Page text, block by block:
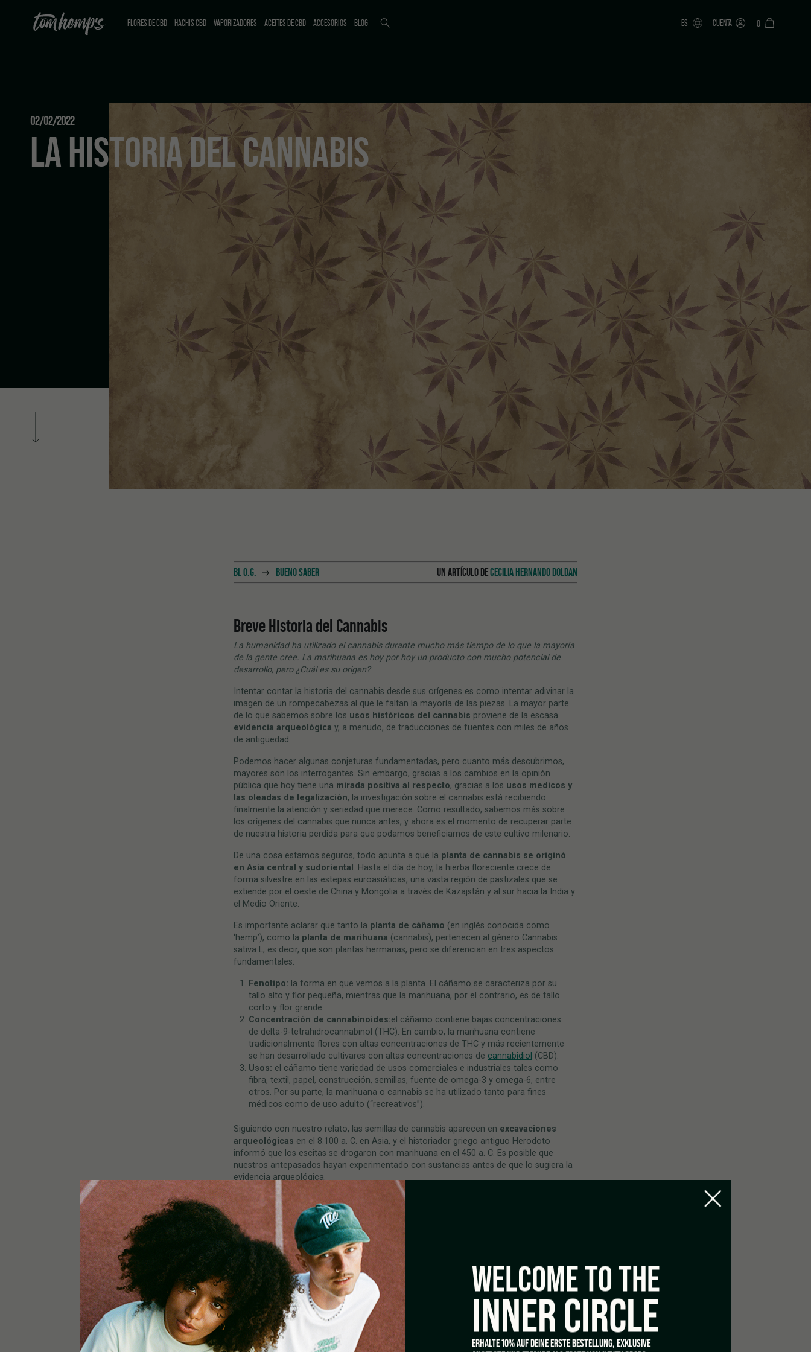
FLORES DE CBD
HACHIS CBD VAPORIZADORES ACEITES DE CBD ACCESORIOS BLOG ES CUENTA 0
02/02/2022
LA HISTORIA DEL CANNABIS
BL O.G. BUENO SABER UN ARTÍCULO DECECILIA HERNANDO DOLDAN
Breve Historia del Cannabis
La humanidad ha utilizado el cannabis durante mucho más tiempo de lo que la mayoría
de la gente cree. La marihuana es hoy por hoy un producto con mucho potencial de
desarrollo, pero ¿Cuál es su origen?
Intentar contar la historia del cannabis desde sus orígenes es como intentar adivinar la
imagen de un rompecabezas al que le faltan la mayoría de las piezas. La mayor parte
de lo que sabemos sobre los usos históricos del cannabis proviene de la escasa
evidencia arqueológica y, a menudo, de traducciones de fuentes con miles de años
de antigüedad.
Podemos hacer algunas conjeturas fundamentadas, pero cuanto más descubrimos,
mayores son los interrogantes. Sin embargo, gracias a los cambios en la opinión
pública que hoy tiene una mirada positiva al respecto, gracias a los usos medicos y
las oleadas de legalización, la investigación sobre el cannabis está recibiendo
finalmente la atención y seriedad que merece. Como resultado, sabemos más sobre
los orígenes del cannabis que nunca antes, y ahora es el momento de recuperar parte
de nuestra historia perdida para que podamos beneficiarnos de este cultivo milenario.
De una cosa estamos seguros, todo apunta a que la planta de cannabis se originó
en Asia central y sudoriental . Hasta el día de hoy, la hierba floreciente crece de
forma silvestre en las estepas euroasiáticas, una vasta región de pastizales que se
extiende por el oeste de China y Mongolia a través de Kazajstán y al sur hacia la India y
el Medio Oriente.
Es importante aclarar que tanto la planta de cáñamo (en inglés conocida como
‘hemp’), como la planta de marihuana (cannabis), pertenecen al género Cannabis
sativa L; es decir, que son plantas hermanas, pero se diferencian en tres aspectos
fundamentales:
Fenotipo: la forma en que vemos a la planta. El cáñamo se caracteriza por su
tallo alto y flor pequeña, mientras que la marihuana, por el contrario, es de tallo
corto y flor grande.
Concentración de cannabinoides:el cáñamo contiene bajas concentraciones
de delta-9-tetrahidrocannabinol (THC). En cambio, la marihuana contiene
tradicionalmente flores con altas concentraciones de THC y más recientemente
se han desarrollado cultivares con altas concentraciones de cannabidiol (CBD).
Usos: el cáñamo tiene variedad de usos comerciales e industriales tales como
fibra, textil, papel, construcción, semillas, fuente de omega-3 y omega-6, entre
otros. Por su parte, la marihuana o cannabis se ha utilizado tanto para fines
médicos como de uso adulto (“recreativos”).
Siguiendo con nuestro relato, las semillas de cannabis aparecen en excavaciones
arqueológicas en el 8.100 a. C. en Asia, y el historiador griego antiguo Herodoto
informó que los escitas se drogaron con marihuana en el 450 a. C. Es posible que
nuestros antepasados hayan experimentado con sustancias antes de que lo sugiera la
evidencia arqueológica.
Las piedras y la cerámica se conservan bien, pero las plantas y los
químicos se descomponen rápidamente. Por lo que sabemos, los neandertales
podrían haber sido los primeros en fumar marihuana. Pero la arqueología sugiere que
el descubrimiento y eluso intensivo de sustancias psicoactivas
mayoría tarde, después de la Revolución Neolítica en 10,000 a.C., cuando inventamos la
agricultura y la civilización.
Es difícil saber exactamente cuándo se descubrió el cannabis por primera vez ya que
esta hierba ha sido parte de la vida humana durante milenios. Los expertos sugieren
que la planta probablemente se comercializó entre varias culturas en el precursor de la
ruta de la seda, la ruta comercial más antigua y posiblemente la más importante de la
historia de la humanidad
. Pero, el primer “descubrimiento” del cannabis
probablemente ocurrió antes de que los grupos humanos comerciaran entre sí a través
WELCOME TO THE
INNER CIRCLE
ERHALTE 10% AUF DEINE ERSTE BESTELLUNG, EXKLUSIVE